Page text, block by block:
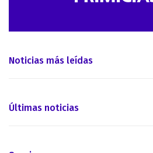
Noticias más leídas
Últimas noticias